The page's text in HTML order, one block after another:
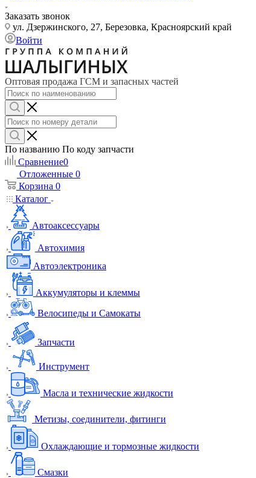
Заказать звонок
ул. Дзержинского, 27, Березовка, Красноярский край
Войти
Оптовая продажа ГСМ и запасных частей
По названию По коду запчасти
Сравнение0
Отложенные 0
Корзина 0
Каталог
Автоаксессуары
Автохимия
Автоэлектроника
Аккумуляторы и клеммы
Велосипеды и Самокаты
Запчасти
Инструмент
Масла и технические жидкости
Метизы, соединители, фитинги
Охлаждающие и тормозные жидкости
Смазки